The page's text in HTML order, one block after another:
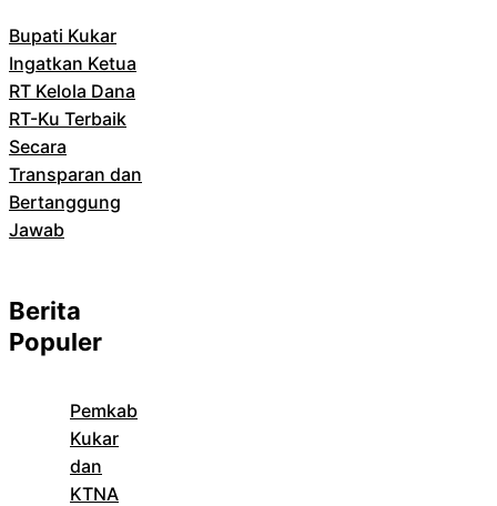
Bupati Kukar
Ingatkan Ketua
RT Kelola Dana
RT-Ku Terbaik
Secara
Transparan dan
Bertanggung
Jawab
Berita
Populer
Pemkab
Kukar
dan
KTNA